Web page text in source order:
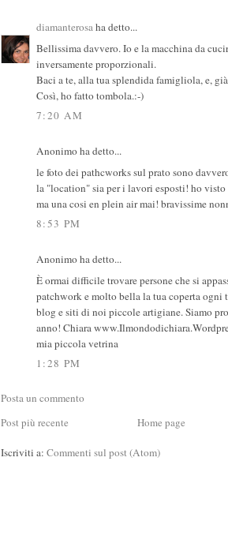
diamanterosaha detto...
Bellissima davvero. Io e la macchina da
inversamente proporzionali.
Baci a te, alla tua splendida famigliola, e,
Così, ho fatto tombola.:-)
7:20 AM
Anonimo ha detto...
le foto dei pathcworks sul prato sono
la "location" sia per i lavori esposti! ho visto
ma una cosi en plein air mai! bravissime
8:53 PM
Anonimo ha detto...
È ormai difficile trovare persone che si
patchwork e molto bella la tua coperta ogni
blog e siti di noi piccole artigiane. Siamo
anno! Chiara
mia piccola vetrina
1:28 PM
Posta un commento
Post più recente
Home page
Iscriviti a: Commenti sul post (Atom)